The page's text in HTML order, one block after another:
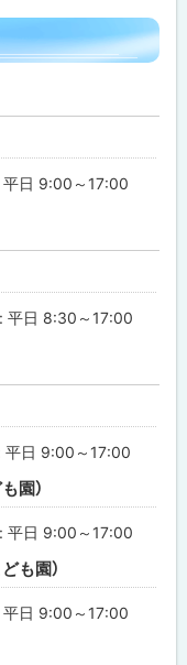
平日 9:00～17:00
平日 8:30～17:00
平日 9:00～17:00
園）
平日 9:00～17:00
も園）
平日 9:00～17:00